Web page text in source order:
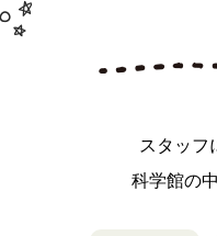
スタッフ
科学館の